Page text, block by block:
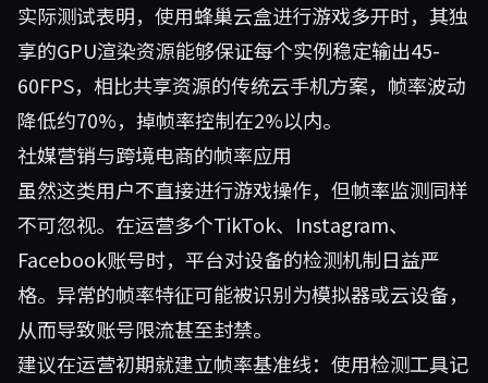
实际测试表明，使用蜂巢云盒进行游戏多开时，其独
享的GPU渲染资源能够保证每个实例稳定输出45-
60FPS，相比共享资源的传统云手机方案，帧率波动
降低约70%，掉帧率控制在2%以内。
社媒营销与跨境电商的帧率应用
虽然这类用户不直接进行游戏操作，但帧率监测同样
不可忽视。在运营多个TikTok、Instagram、
Facebook账号时，平台对设备的检测机制日益严
格。异常的帧率特征可能被识别为模拟器或云设备，
从而导致账号限流甚至封禁。
建议在运营初期就建立帧率基准线：使用检测工具记